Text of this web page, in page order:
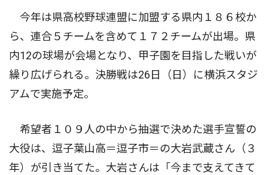
今年は県高校野球連盟に加盟する県内１８６校か
ら、連合５チームを含めて１７２チームが出場。県
内12の球場が会場となり、甲子園を目指した戦いが
繰り広げられる。決勝戦は26日（日）に横浜スタジ
アムで実施予定。
希望者１０９人の中から抽選で決めた選手宣誓の
大役は、逗子葉山高＝逗子市＝の大岩武蔵さん（３
年）が引き当てた。大岩さんは「今まで支えてきて